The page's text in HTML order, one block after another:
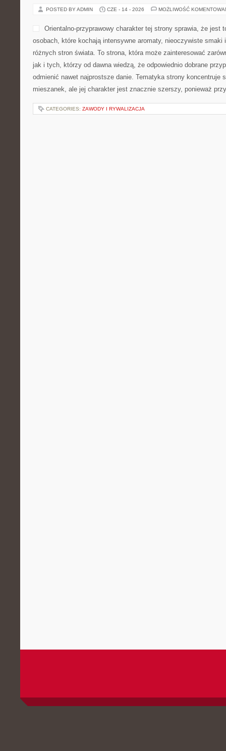
POSTED BY ADMIN CZE - 14 - 2026 MOŻLIWOŚĆ
Orientalno-przyprawowy charakter tej strony sprawia, że jest
osobach, które kochają intensywne aromaty, nieoczywiste smaki
różnych stron świata. To strona, która może zainteresować
jak i tych, którzy od dawna wiedzą, że odpowiednio dobrane
odmienić nawet najprostsze danie. Tematyka strony koncentruje
mieszanek, ale jej charakter jest znacznie szerszy, ponieważ
CATEGORIES: ZAWODY I RYWALIZACJA